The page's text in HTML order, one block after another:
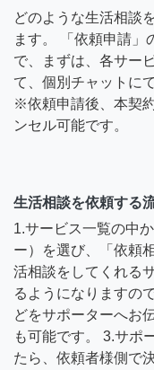
どのような生活相談
ます。 「依頼申請」
で、まずは、各サー
て、個別チャットに
※依頼申請後、本契
ンセル可能です。
生活相談を依頼する
1.サービス一覧の中
ー）を選び、「依頼
活相談をしてくれる
るようになりますの
どをサポーターへお
も可能です。 3.サポ
たら、依頼者様側で